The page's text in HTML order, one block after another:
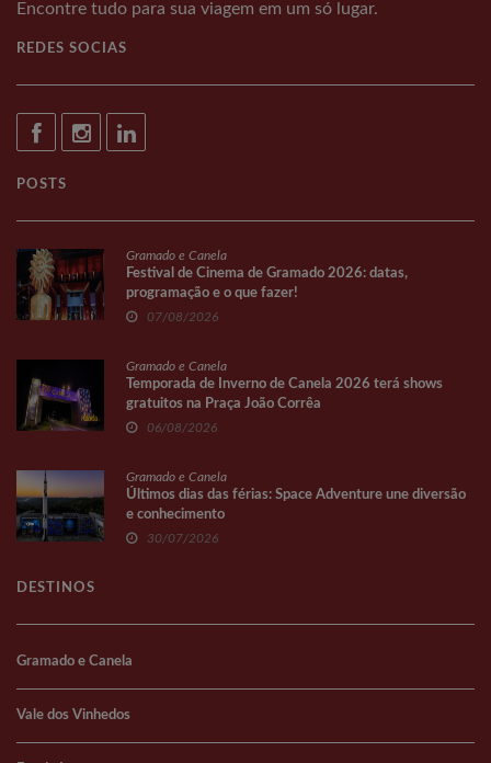
Encontre tudo para sua viagem em um só lugar.
REDES SOCIAS
POSTS
Gramado e Canela
Festival de Cinema de Gramado 2026: datas,
programação e o que fazer!
07/08/2026
Gramado e Canela
Temporada de Inverno de Canela 2026 terá shows
gratuitos na Praça João Corrêa
06/08/2026
Gramado e Canela
Últimos dias das férias: Space Adventure une diversão
e conhecimento
30/07/2026
DESTINOS
Gramado e Canela
Vale dos Vinhedos